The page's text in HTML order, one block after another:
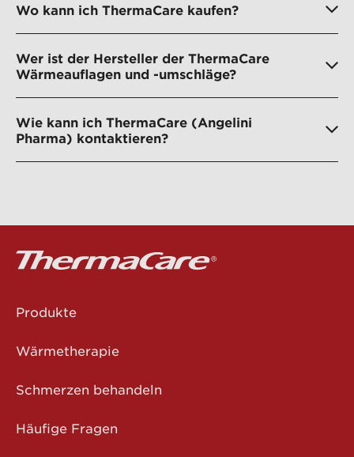
Wo kann ich ThermaCare kaufen?
Wer ist der Hersteller der ThermaCare
Wärmeauflagen und -umschläge?
Wie kann ich ThermaCare (Angelini
Pharma) kontaktieren?
Produkte
Wärmetherapie
Schmerzen behandeln
Häufige Fragen